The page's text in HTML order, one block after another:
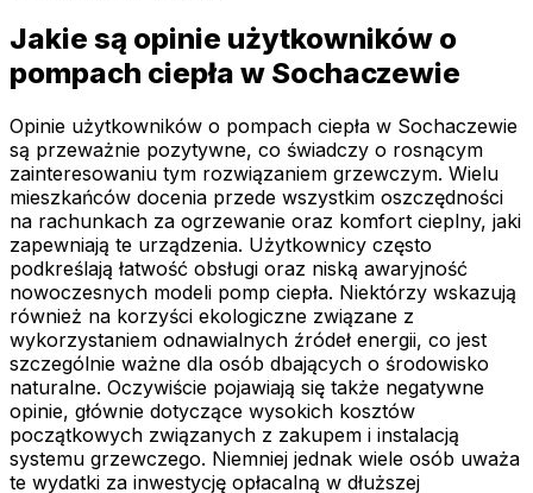
Jakie są opinie użytkowników o
pompach ciepła w Sochaczewie
Opinie użytkowników o pompach ciepła w Sochaczewie
są przeważnie pozytywne, co świadczy o rosnącym
zainteresowaniu tym rozwiązaniem grzewczym. Wielu
mieszkańców docenia przede wszystkim oszczędności
na rachunkach za ogrzewanie oraz komfort cieplny, jaki
zapewniają te urządzenia. Użytkownicy często
podkreślają łatwość obsługi oraz niską awaryjność
nowoczesnych modeli pomp ciepła. Niektórzy wskazują
również na korzyści ekologiczne związane z
wykorzystaniem odnawialnych źródeł energii, co jest
szczególnie ważne dla osób dbających o środowisko
naturalne. Oczywiście pojawiają się także negatywne
opinie, głównie dotyczące wysokich kosztów
początkowych związanych z zakupem i instalacją
systemu grzewczego. Niemniej jednak wiele osób uważa
te wydatki za inwestycję opłacalną w dłuższej